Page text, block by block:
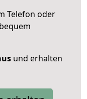
Telefon oder
und erhalten